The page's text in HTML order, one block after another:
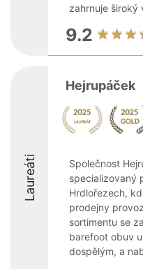
zahrnuje široký
9.2
Laureáti
Hejrupáček
Společnost
specializovaný
Hrdlořezech,
prodejny
sortimentu se
barefoot obuv
dospělým, a